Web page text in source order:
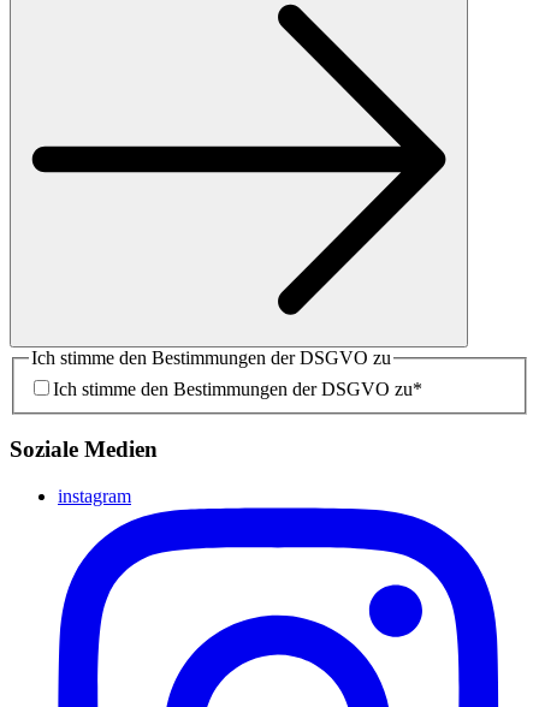
Ich stimme den Bestimmungen der DSGVO zu
Ich stimme den Bestimmungen der DSGVO zu*
Soziale Medien
instagram